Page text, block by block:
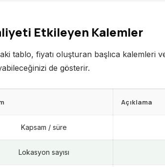
Etkileyen Kalemler
tablo, fiyatı oluşturan başlıca
de gösterir.
Açıklama
Kapsam / süre
Lokasyon sayısı